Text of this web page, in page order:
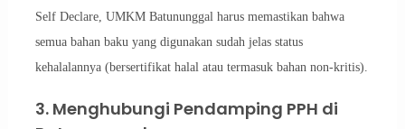
Self Declare, UMKM Batununggal harus memastikan bahwa
semua bahan baku yang digunakan sudah jelas status
kehalalannya (bersertifikat halal atau termasuk bahan non-kritis).
3. Menghubungi Pendamping PPH di